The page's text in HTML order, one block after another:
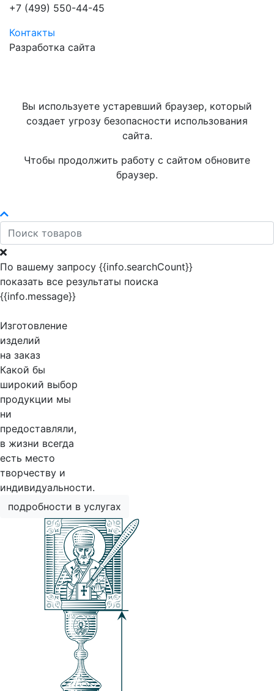
+7 (499) 550-44-45
Контакты
Разработка сайта
Вы используете устаревший браузер, который
создает угрозу безопасности использования
сайта.
Чтобы продолжить работу с сайтом обновите
браузер.
По вашему запросу {{info.searchCount}}
показать все результаты поиска
{{info.message}}
Изготовление
изделий
на заказ
Какой бы
широкий выбор
продукции мы
ни
предоставляли,
в жизни всегда
есть место
творчеству и
индивидуальности.
подробности в услугах